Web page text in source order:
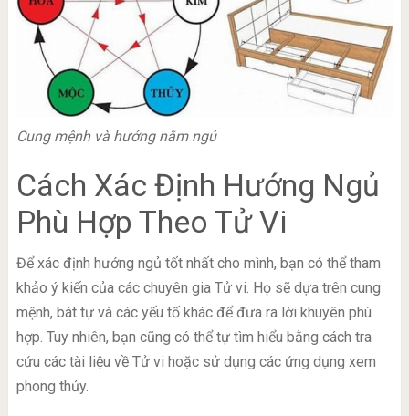
Cung mệnh và hướng nằm ngủ
Cách Xác Định Hướng Ngủ
Phù Hợp Theo Tử Vi
Để xác định hướng ngủ tốt nhất cho mình, bạn có thể tham
khảo ý kiến của các chuyên gia Tử vi. Họ sẽ dựa trên cung
mệnh, bát tự và các yếu tố khác để đưa ra lời khuyên phù
hợp. Tuy nhiên, bạn cũng có thể tự tìm hiểu bằng cách tra
cứu các tài liệu về Tử vi hoặc sử dụng các ứng dụng xem
phong thủy.